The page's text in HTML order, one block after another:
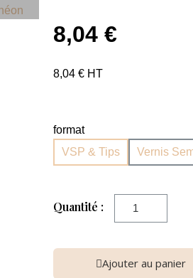
8,04 €
8,04 € HT
format
VSP & Tips
Vernis
Quantité :
Ajouter au panier